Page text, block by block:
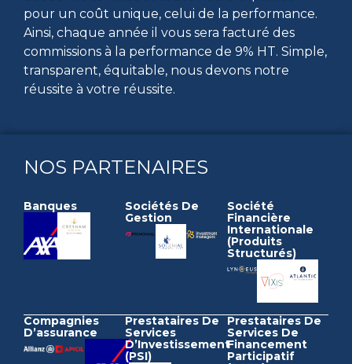
pour un coût unique, celui de la performance.
Ainsi, chaque année il vous sera facturé des
commissions à la performance de 9% HT. Simple,
transparent, équitable, nous devons notre
réussite à votre réussite.
NOS PARTENAIRES
Banques
Sociétés De
Gestion
Société
Financière
Internationale
(produits
Structurés)
Compagnies
D’assurance
Prestataires De
Services
D’Investissement
(PSI)
Prestataires De
Services De
Financement
Participatif